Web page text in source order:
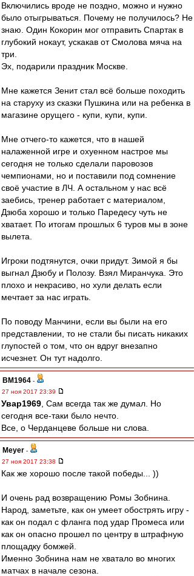
Включились вроде не поздно, можно и нужно
было отыгрываться. Почему не получилось? Не
знаю. Один Кокорин мог отправить Спартак в
глубокий нокаут, ускакав от Смолова мяча на
три.
Эх, подарили праздник Москве.
Мне кажется Зенит стал всё больше походить
на старуху из сказки Пушкина или на ребенка в
магазине орущего - купи, купи, купи.
Мне отчего-то кажется, что в нашей
налаженной игре и охуенном настрое мы
сегодня не только сделали паровозов
чемпионами, но и поставили под сомнение
своё участие в ЛЧ. А остальном у нас всё
заебись, тренер работает с материалом,
Дзюба хорошо и только Паредесу чуть не
хватает. По итогам прошлых 6 туров мы в зоне
вылета.
Игроки подтянутся, очки придут. Зимой я бы
выгнал Дзюбу и Полозу. Взял Миранчука. Это
плохо и некрасиво, но хули делать если
мечтает за нас играть.
По поводу Манчини, если вы были на его
представлении, то не стали бы писать никаких
глупостей о том, что он вдруг внезапно
исчезнет. Он тут надолго.
BM1964 -
27 ноя 2017 23:39
Увар1969 , Сам всегда так же думал. Но
сегодня все-таки было нечто.
Все, о Черданцеве больше ни слова.
Meyer -
27 ноя 2017 23:38
Как же хорошо после такой победы... ))
И очень рад возвращению Ромы Зобнина.
Народ, заметьте, как он умеет обострять игру -
как он подал с фланга под удар Промеса или
как он опасно прошел по центру в штрафную
площадку бомжей.
Именно Зобнина нам не хватало во многих
матчах в начале сезона.